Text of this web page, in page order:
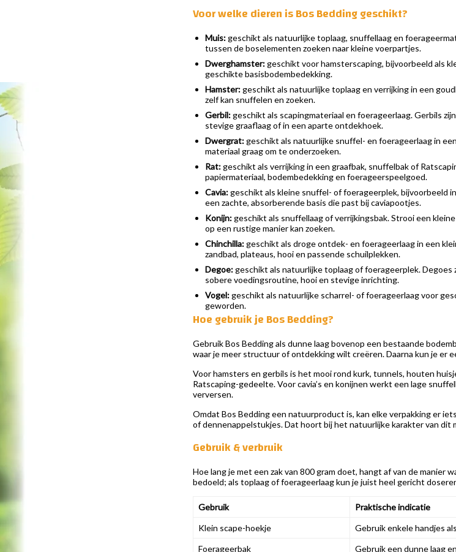
Voor welke dieren is Bos Bedding geschikt?
Muis:geschikt als natuurlijke toplaag, snuffellaag en
tussen de boselementen zoeken naar kleine voerpartjes.
Dwerghamster:geschikt voor hamsterscaping, bijvoorbeeld als
geschikte basisbodembedekking.
Hamster:geschikt als natuurlijke toplaag en verrijking in een
zelf kan snuffelen en zoeken.
Gerbil:geschikt als scapingmateriaal en foerageerlaag. Gerbils
stevige graaflaag of in een aparte ontdekhoek.
Dwergrat:geschikt als natuurlijke snuffel- en foerageerlaag in
materiaal graag om te onderzoeken.
Rat:geschikt als verrijking in een graafbak, snuffelbak of
papiermateriaal, bodembedekking en foerageerspeelgoed.
Cavia:geschikt als kleine snuffel- of foerageerplek, bijvoorbeeld
een zachte, absorberende basis die past bij caviapootjes.
Konijn:geschikt als snuffellaag of verrijkingsbak. Strooi een
op een rustige manier kan zoeken.
Chinchilla:geschikt als droge ontdek- en foerageerlaag in een
zandbad, plateaus, hooi en passende schuilplekken.
Degoe:geschikt als natuurlijke toplaag of foerageerplek.
sobere voedingsroutine, hooi en stevige inrichting.
Vogel:geschikt als natuurlijke scharrel- of foerageerlaag voor
geworden.
Hoe gebruik je Bos Bedding?
Gebruik Bos Bedding als dunne laag bovenop een bestaande
waar je meer structuur of ontdekking wilt creëren. Daarna kun je er
Voor hamsters en gerbils is het mooi rond kurk, tunnels, houten
Ratscaping-gedeelte. Voor cavia’s en konijnen werkt een lage
verversen.
Omdat Bos Bedding een natuurproduct is, kan elke verpakking er
of dennenappelstukjes. Dat hoort bij het natuurlijke karakter van dit
Gebruik & verbruik
Hoe lang je met een zak van 800 gram doet, hangt af van de
bedoeld; als toplaag of foerageerlaag kun je juist heel gericht
Gebruik
Praktische indicatie
Klein scape-hoekje
Gebruik enkele handjes
Foerageerbak
Gebruik een dunne laag